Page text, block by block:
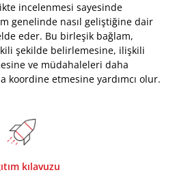
incelenmesi sayesinde
genelinde nasıl geliştiğine dair
eder. Bu birleşik bağlam,
şekilde belirlemesine, ilişkili
ve müdahaleleri daha
koordine etmesine yardımcı olur.
kılavuzu